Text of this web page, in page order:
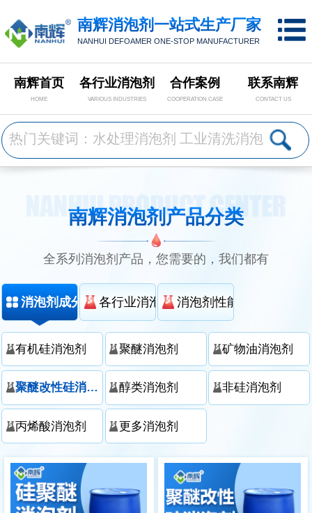
南辉消泡剂一站式生产厂家
NANHUI DEFOAMER ONE-STOP MANUFACTURER
南辉首页
HOME
各行业消泡剂
VARIOUS INDUSTRIES
合作案例
COOPERATION CASE
联系南辉
CONTACT US
南辉消泡剂产品分类
全系列消泡剂产品，您需要的，我们都有
消泡剂成分分类
有机硅消泡剂 聚醚消泡剂 矿物油消泡剂
聚醚改性硅消泡剂 醇类消泡剂 非硅消泡剂
丙烯酸消泡剂 更多消泡剂
各行业消泡剂分类消泡剂性能分类